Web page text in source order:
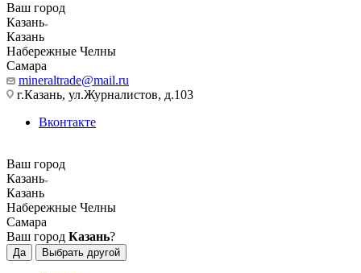
Ваш город
Казань
Казань
Набережные Челны
Самара
mineraltrade@mail.ru
г.Казань, ул.Журналистов, д.103
Вконтакте
Ваш город
Казань
Казань
Набережные Челны
Самара
Ваш город Казань?
Да Выбрать другой